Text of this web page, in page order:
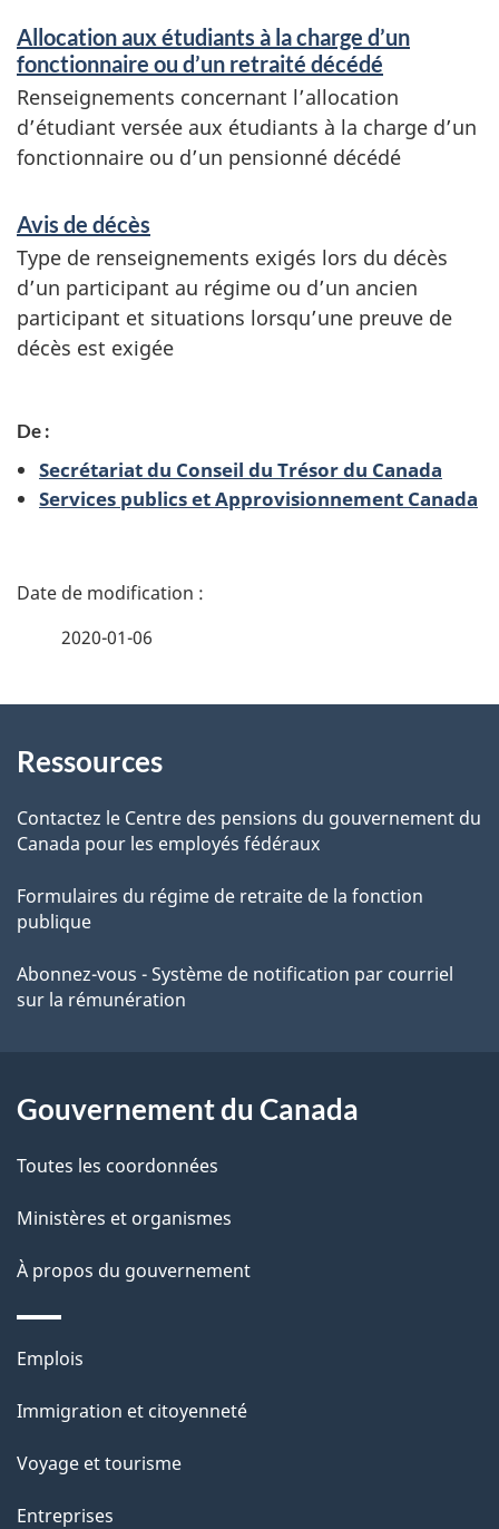
Allocation aux étudiants à la charge d’un
fonctionnaire ou d’un retraité décédé
Renseignements concernant l’allocation
d’étudiant versée aux étudiants à la charge d’un
fonctionnaire ou d’un pensionné décédé
Avis de décès
Type de renseignements exigés lors du décès
d’un participant au régime ou d’un ancien
participant et situations lorsqu’une preuve de
décès est exigée
De :
Secrétariat du Conseil du Trésor du Canada
Services publics et Approvisionnement Canada
D
i
l
d
e
l
p
a
g
e
2020-01-06
propos
de
site
Ressources
Contactez le Centre des pensions du gouvernement du
Canada pour les employés fédéraux
Formulaires du régime de retraite de la fonction
publique
Abonnez-vous - Système de notification par courriel
sur la rémunération
Gouvernement du Canada
Toutes les coordonnées
Ministères et organismes
À propos du gouvernement
Thèmes
sujets
Emplois
Immigration et citoyenneté
Voyage et tourisme
Entreprises